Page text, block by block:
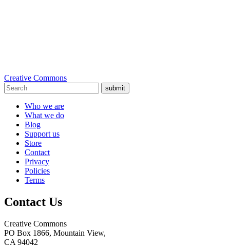
Creative Commons
submit
Who we are
What we do
Blog
Support us
Store
Contact
Privacy
Policies
Terms
Contact Us
Creative Commons
PO Box 1866, Mountain View,
CA 94042